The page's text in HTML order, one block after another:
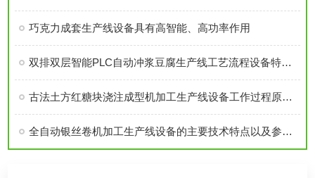
巧克力成套生产线设备具有高智能、高功率作用
双排双层智能PLC自动冲浆豆腐生产线工艺流程设备特点技术参数详细介绍
古法土方红糖块浇注成型机加工生产线设备工作过程原理和制作特点优势分析
全自动银丝卷机加工生产线设备的主要技术特点以及参数介绍